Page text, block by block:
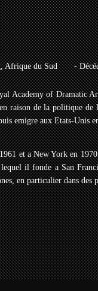
Afrique du Sud
-
Academy of Dramatic
raison de la politique de
emigre aux Etats-Unis
et a New York en
il fonde a San
en particulier dans